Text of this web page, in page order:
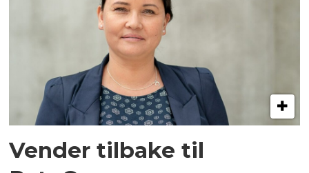
Vender tilbake til